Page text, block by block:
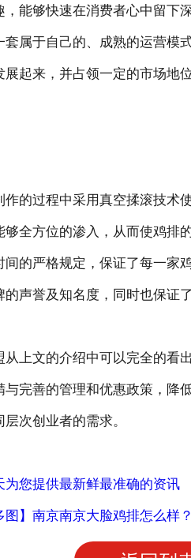
，能够快速在消费者心中留下
套属于自己的、成熟的运营模
展起来，并占领一定的市场地
作的过程中采用真空揉滚技术
够全方位的渗入，从而使鸡排
间的严格规定，保证了每一家
的声誉及知名度，同时也保证
从上文的介绍中可以完全的看
与完善的管理和优惠政策，降
次创业者的需求。
为您提供最新鲜最准确的资讯
图】南京南京大脸鸡排怎么样